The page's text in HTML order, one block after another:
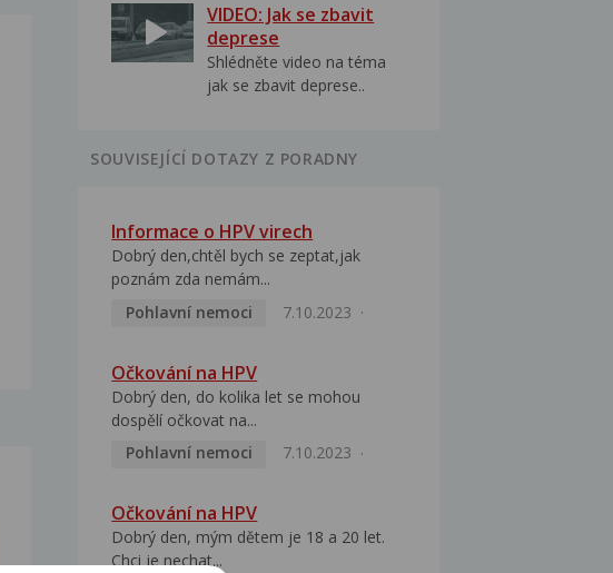
VIDEO: Jak se zbavit
deprese
Shlédněte video na téma
jak se zbavit deprese..
SOUVISEJÍCÍ DOTAZY Z PORADNY
Informace o HPV virech
Dobrý den,chtěl bych se zeptat,jak
poznám zda nemám...
Pohlavní nemoci
7.10.2023
Očkování na HPV
Dobrý den, do kolika let se mohou
dospělí očkovat na...
Pohlavní nemoci
7.10.2023
Očkování na HPV
Dobrý den, mým dětem je 18 a 20 let.
Chci je nechat...